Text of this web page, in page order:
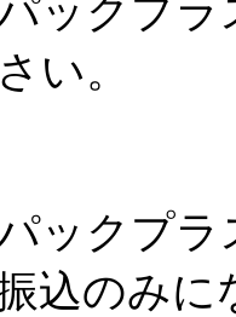
パックプ
い。
ックプ
込のみに